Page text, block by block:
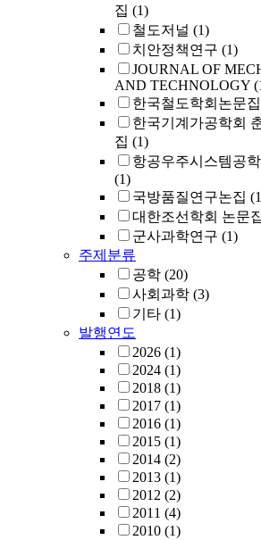
집 (1)
철도저널 (1)
치안정책연구 (1)
JOURNAL OF
AND TECHNOLOGY
한국철도학회논문집
한국기계가공학회
집 (1)
항공우주시스템공
(1)
국방품질연구논집
대한조선학회 논문
군사과학연구 (1)
주제분류
공학 (20)
사회과학 (3)
기타 (1)
발행연도
2026 (1)
2024 (1)
2018 (1)
2017 (1)
2016 (1)
2015 (1)
2014 (2)
2013 (1)
2012 (2)
2011 (4)
2010 (1)